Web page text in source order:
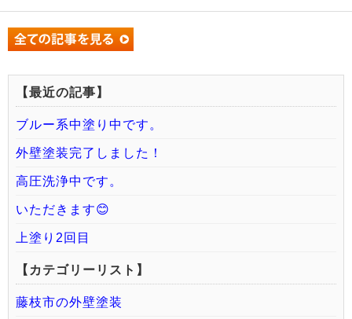
【最近の記事】
ブルー系中塗り中です。
外壁塗装完了しました！
高圧洗浄中です。
いただきます😊
上塗り2回目
【カテゴリーリスト】
藤枝市の外壁塗装